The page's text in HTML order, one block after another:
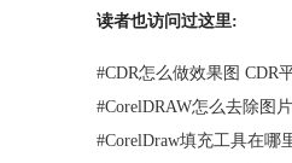
读者也访问过这里:
#CDR怎么做效果图 CDR
#CorelDRAW怎么去除图
#CorelDraw填充工具在哪